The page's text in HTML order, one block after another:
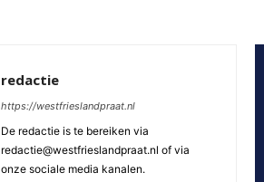
redactie
https://westfrieslandpraat.nl
De redactie is te bereiken via
redactie@westfrieslandpraat.nl of via
onze sociale media kanalen.